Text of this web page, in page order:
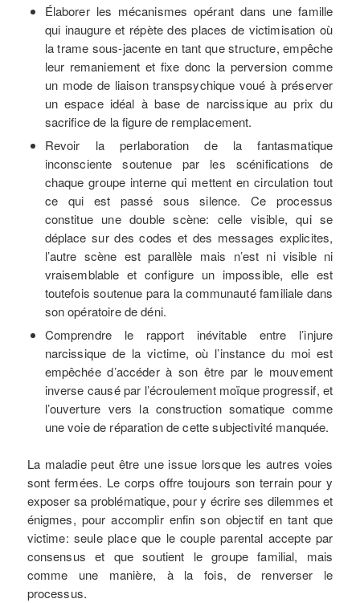
Élaborer les mécanismes opérant dans une famille
qui inaugure et répète des places de victimisation où
la trame sous-jacente en tant que structure, empêche
leur remaniement et fixe donc la perversion comme
un mode de liaison transpsychique voué à préserver
un espace idéal à base de narcissique au prix du
sacrifice de la figure de remplacement.
Revoir la perlaboration de la fantasmatique
inconsciente soutenue par les scénifications de
chaque groupe interne qui mettent en circulation tout
ce qui est passé sous silence. Ce processus
constitue une double scène: celle visible, qui se
déplace sur des codes et des messages explicites,
l’autre scène est parallèle mais n’est ni visible ni
vraisemblable et configure un impossible, elle est
toutefois soutenue para la communauté familiale dans
son opératoire de déni.
Comprendre le rapport inévitable entre l’injure
narcissique de la victime, où l’instance du moi est
empêchée d’accéder à son être par le mouvement
inverse causé par l’écroulement moïque progressif, et
l’ouverture vers la construction somatique comme
une voie de réparation de cette subjectivité manquée.
La maladie peut être une issue lorsque les autres voies
sont fermées. Le corps offre toujours son terrain pour y
exposer sa problématique, pour y écrire ses dilemmes et
énigmes, pour accomplir enfin son objectif en tant que
victime: seule place que le couple parental accepte par
consensus et que soutient le groupe familial, mais
comme une manière, à la fois, de renverser le
processus.